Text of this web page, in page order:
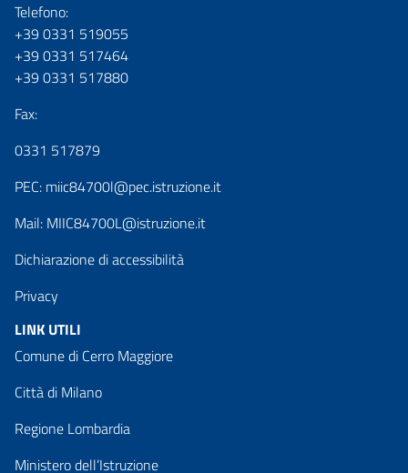
Telefono:
+39 0331 519055
+39 0331 517464
+39 0331 517880
Fax:
0331 517879
PEC: miic84700l@pec.istruzione.it
Mail: MIIC84700L@istruzione.it
Dichiarazione di accessibilità
Privacy
LINK UTILI
Comune di Cerro Maggiore
Città di Milano
Regione Lombardia
Ministero dell’Istruzione